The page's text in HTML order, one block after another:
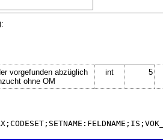
vorgefunden abzüglich
ohne OM
int 5